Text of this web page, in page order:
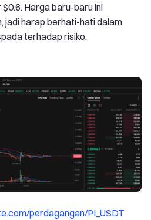
Harga baru-baru ini
jadi harap berhati-hati dalam
terhadap risiko.
perdagangan/PI_USDT